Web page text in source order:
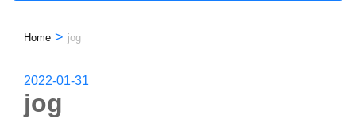
Home > jog
2022-01-31
jog